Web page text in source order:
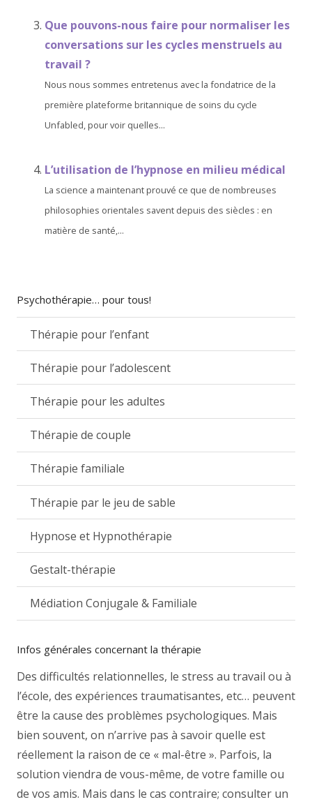
Que pouvons-nous faire pour normaliser les
conversations sur les cycles menstruels au
travail ?
Nous nous sommes entretenus avec la fondatrice de la
première plateforme britannique de soins du cycle
Unfabled, pour voir quelles...
L’utilisation de l’hypnose en milieu médical
La science a maintenant prouvé ce que de nombreuses
philosophies orientales savent depuis des siècles : en
matière de santé,...
Psychothérapie… pour tous!
Thérapie pour l’enfant
Thérapie pour l’adolescent
Thérapie pour les adultes
Thérapie de couple
Thérapie familiale
Thérapie par le jeu de sable
Hypnose et Hypnothérapie
Gestalt-thérapie
Médiation Conjugale & Familiale
Infos générales concernant la thérapie
Des difficultés relationnelles, le stress au travail ou à
l’école, des expériences traumatisantes, etc… peuvent
être la cause des problèmes psychologiques. Mais
bien souvent, on n’arrive pas à savoir quelle est
réellement la raison de ce « mal-être ». Parfois, la
solution viendra de vous-même, de votre famille ou
de vos amis. Mais dans le cas contraire; consulter un